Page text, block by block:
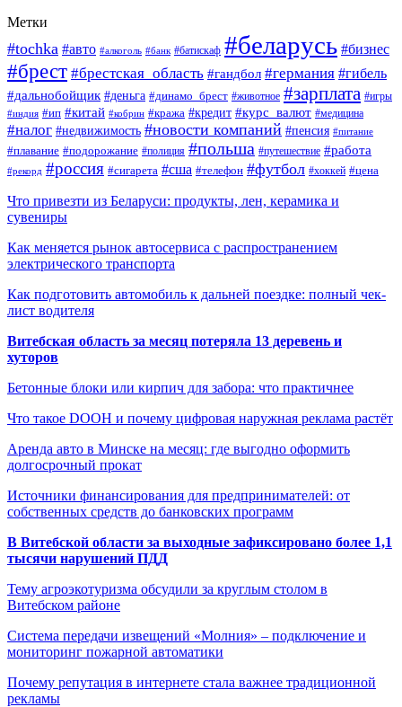
Метки
#tochka #авто #алкоголь #банк #батискаф #беларусь #бизнес
#брест #брестская_область #гандбол #германия #гибель
#дальнобойщик #деньга #динамо_брест #животное #зарплата #игры
#индия #ип #китай #кобрин #кража #кредит #курс_валют #медицина
#налог #недвижимость #новости компаний #пенсия #питание
#плавание #подорожание #полиция #польша #путешествие #работа
#рекорд #россия #сигарета #сша #телефон #футбол #хоккей #цена
Что привезти из Беларуси: продукты, лен, керамика и
сувениры
Как меняется рынок автосервиса с распространением
электрического транспорта
Как подготовить автомобиль к дальней поездке: полный чек-
лист водителя
Витебская область за месяц потеряла 13 деревень и
хуторов
Бетонные блоки или кирпич для забора: что практичнее
Что такое DOOH и почему цифровая наружная реклама растёт
Аренда авто в Минске на месяц: где выгодно оформить
долгосрочный прокат
Источники финансирования для предпринимателей: от
собственных средств до банковских программ
В Витебской области за выходные зафиксировано более 1,1
тысячи нарушений ПДД
Тему агроэкотуризма обсудили за круглым столом в
Витебском районе
Система передачи извещений «Молния» – подключение и
мониторинг пожарной автоматики
Почему репутация в интернете стала важнее традиционной
рекламы